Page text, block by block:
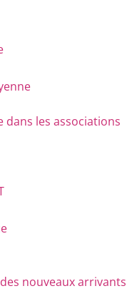
dans les associations
nouveaux arrivants